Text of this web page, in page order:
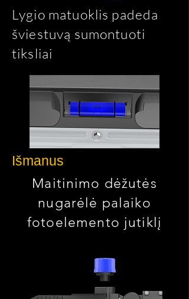
Lygio matuoklis padeda
šviestuvą sumontuoti
tiksliai
Išmanus
Maitinimo dėžutės
nugarėlė palaiko
fotoelemento jutiklį